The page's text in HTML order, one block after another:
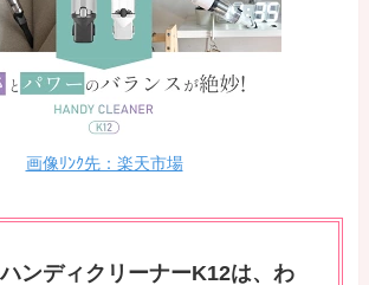
画像ﾘﾝｸ先：楽天市場
ンディクリーナーK12は、わ